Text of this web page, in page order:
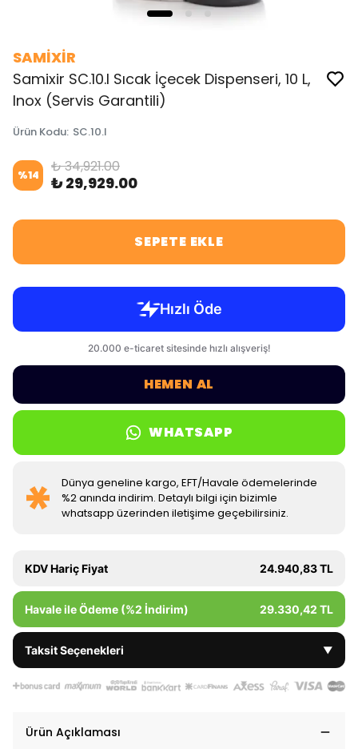
SAMİXİR
Samixir SC.10.I Sıcak İçecek Dispenseri, 10 L,
Inox (Servis Garantili)
Ürün Kodu: SC.10.I
%14 ₺ 34,921.00
₺ 29,929.00
SEPETE EKLE
HEMEN AL
WHATSAPP
Dünya geneline kargo, EFT/Havale ödemelerinde
%2 anında indirim. Detaylı bilgi için bizimle
whatsapp üzerinden iletişime geçebilirsiniz.
KDV Hariç Fiyat 24.940,83 TL
Havale ile Ödeme (%2 İndirim) 29.330,42 TL
Taksit Seçenekleri ▼
Ürün Açıklaması